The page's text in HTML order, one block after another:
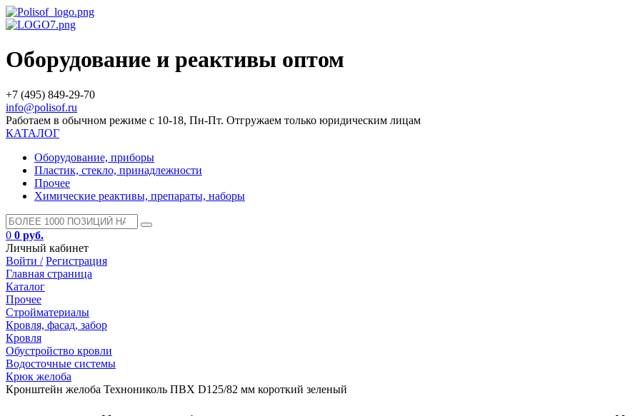
Оборудование и реактивы оптом
+7 (495) 849-29-70
info@polisof.ru
Работаем в обычном режиме с 10-18, Пн-Пт. Отгружаем только юридическим лицам
КАТАЛОГ
Оборудование, приборы
Пластик, стекло, принадлежности
Прочее
Химические реактивы, препараты, наборы
0 0 руб.
Личный кабинет
Войти / Регистрация
Главная страница
Каталог
Прочее
Стройматериалы
Кровля, фасад, забор
Кровля
Обустройство кровли
Водосточные системы
Крюк желоба
Кронштейн желоба Технониколь ПВХ D125/82 мм короткий зеленый